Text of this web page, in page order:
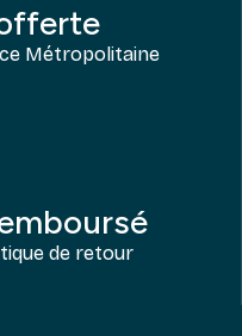
Métropolitaine
de retour